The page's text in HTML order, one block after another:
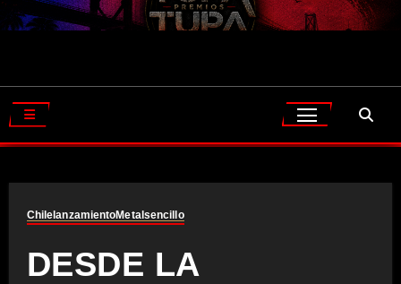
ChilelanzamientoMetalsencillo
DESDE LA